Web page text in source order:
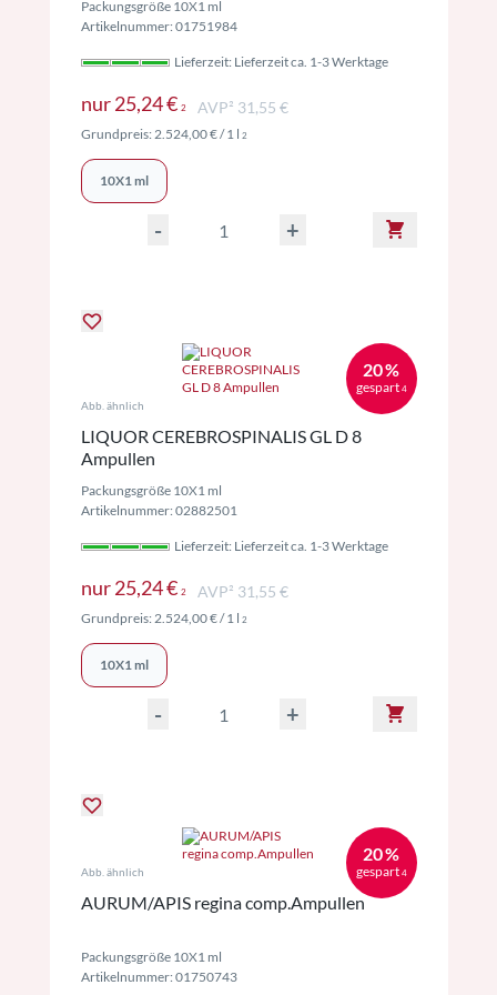
Packungsgröße 10X1 ml
Artikelnummer: 01751984
Lieferzeit: Lieferzeit ca. 1-3 Werktage
nur25,24 € 2Preise inkl. MwSt. ggf. zzgl. Versand
AVP² 31,55 €
Grundpreis:2.524,00 €/ 1 l 2Preise inkl. MwSt. ggf. zzgl. Versand
10X1 ml
- +
20 %
gespart 4
Abb. ähnlich
LIQUOR CEREBROSPINALIS GL D 8
Ampullen
Packungsgröße 10X1 ml
Artikelnummer: 02882501
Lieferzeit: Lieferzeit ca. 1-3 Werktage
nur25,24 € 2Preise inkl. MwSt. ggf. zzgl. Versand
AVP² 31,55 €
Grundpreis:2.524,00 €/ 1 l 2Preise inkl. MwSt. ggf. zzgl. Versand
10X1 ml
- +
20 %
gespart 4
Abb. ähnlich
AURUM/APIS regina comp.Ampullen
Packungsgröße 10X1 ml
Artikelnummer: 01750743